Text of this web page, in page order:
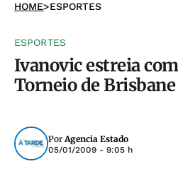
HOME>ESPORTES
ESPORTES
Ivanovic estreia
Torneio de Brisbane
PorAgencia Estado
05/01/2009 - 9:05 h